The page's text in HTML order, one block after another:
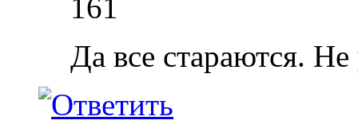
161
Да все стараются.